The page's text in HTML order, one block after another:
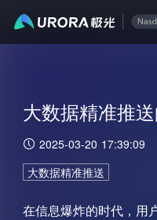
大数据精准推
2025-03-20 17:39:09
大数据精准推送
在信息爆炸的时代，用